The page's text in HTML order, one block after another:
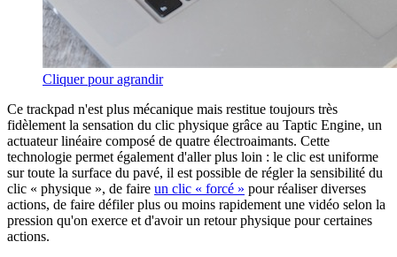
Cliquer pour agrandir
Ce trackpad n'est plus mécanique mais restitue toujours très
fidèlement la sensation du clic physique grâce au Taptic Engine, un
actuateur linéaire composé de quatre électroaimants. Cette
technologie permet également d'aller plus loin : le clic est uniforme
sur toute la surface du pavé, il est possible de régler la sensibilité du
clic « physique », de faire un clic « forcé » pour réaliser diverses
actions, de faire défiler plus ou moins rapidement une vidéo selon la
pression qu'on exerce et d'avoir un retour physique pour certaines
actions.